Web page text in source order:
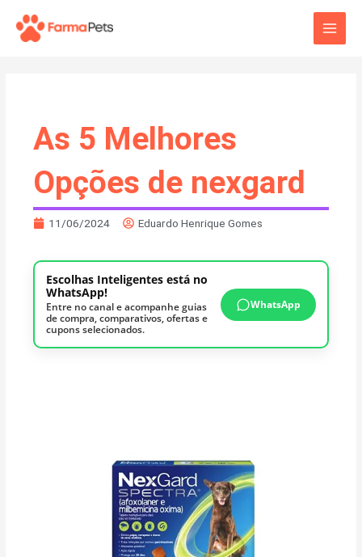
para
Main
As 5 Melhores
Opções de nexgard
11/06/2024 Eduardo Henrique Gomes
Escolhas Inteligentes está no
WhatsApp!
Entre no canal e acompanhe guias
de compra, comparativos, ofertas e
cupons selecionados.
WhatsApp